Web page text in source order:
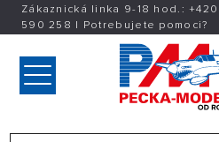
Zákaznická linka 9-18 hod.:+420
590 258 | Potrebujete pomoci?